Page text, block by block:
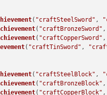
1);
1);
( "craftSteelSword" ,
( "craftBronzeSword" ,
( "craftCopperSword" ,
( "craftTinSword" ,
( "craftSteelBlock" ,
( "craftBronzeBlock" ,
( "craftCopperBlock" ,